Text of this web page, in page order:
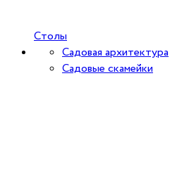
Столы
Садовая архитектура
Садовые скамейки